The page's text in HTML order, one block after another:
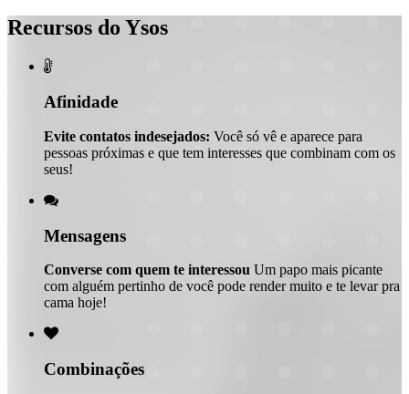
Recursos do Ysos

Afinidade
Evite contatos indesejados: Você só vê e aparece para
pessoas próximas e que tem interesses que combinam com os
seus!

Mensagens
Converse com quem te interessou Um papo mais picante
com alguém pertinho de você pode render muito e te levar pra
cama hoje!

Combinações